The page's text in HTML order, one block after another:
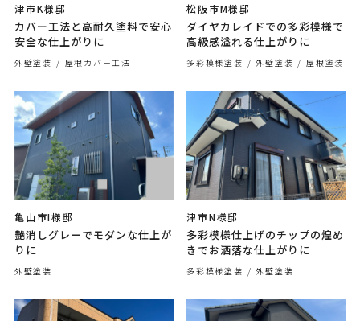
津市K様邸
カバー工法と高耐久塗料で安心
安全な仕上がりに
外壁塗装 屋根カバー工法
松阪市M様邸
ダイヤカレイドでの多彩模様で
高級感溢れる仕上がりに
多彩模様塗装 外壁塗装 屋根塗装
亀山市I様邸
艶消しグレーでモダンな仕上が
りに
外壁塗装
津市N様邸
多彩模様仕上げのチップの煌め
きでお洒落な仕上がりに
多彩模様塗装 外壁塗装